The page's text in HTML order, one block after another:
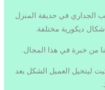
الجداري في حديقة المنزل
ديكورية مختلفة.
من خبرة في هذا المجال.
ليتخيل العميل الشكل بعد